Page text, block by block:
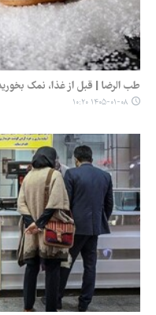
طب الرضا | قبل از غذا، نمک
۱۴۰۵-۰۱-۰۸ ۱۰:۲۰